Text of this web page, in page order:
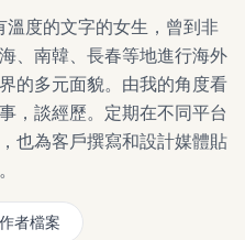
度的文字的女生，曾到非
、南韓、長春等地進行海外
的多元面貌。由我的角度看
，談經歷。定期在不同平台
也為客戶撰寫和設計媒體貼
者檔案